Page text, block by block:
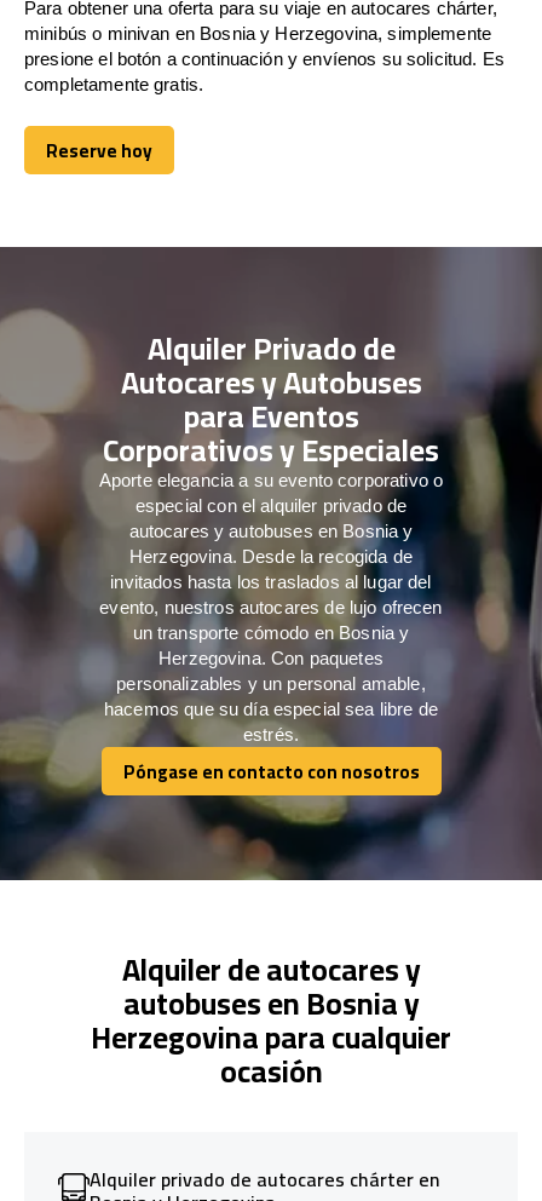
Para obtener una oferta para su viaje en autocares chárter,
minibús o minivan en Bosnia y Herzegovina, simplemente
presione el botón a continuación y envíenos su solicitud. Es
completamente gratis.
Reserve hoy
Reserve hoy
Alquiler Privado de
Autocares y Autobuses
para Eventos
Corporativos y Especiales
Aporte elegancia a su evento corporativo o
especial con el alquiler privado de
autocares y autobuses en Bosnia y
Herzegovina. Desde la recogida de
invitados hasta los traslados al lugar del
evento, nuestros autocares de lujo ofrecen
un transporte cómodo en Bosnia y
Herzegovina. Con paquetes
personalizables y un personal amable,
hacemos que su día especial sea libre de
estrés.
Póngase en contacto con nosotros
Póngase en contacto con nosotros
Alquiler de autocares y
autobuses en Bosnia y
Herzegovina para cualquier
ocasión
Alquiler privado de autocares chárter en